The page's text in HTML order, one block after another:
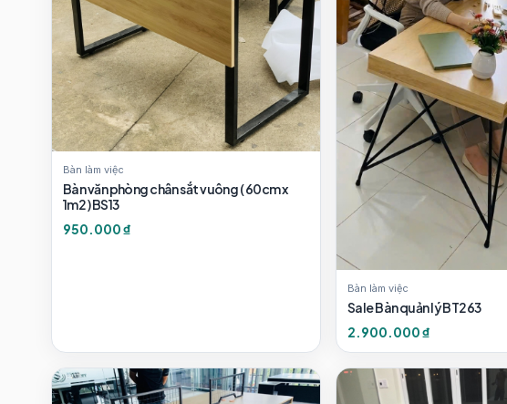
Bàn làm việc
Bàn văn phòng chân sắt vuông ( 60cm x
1m2 ) BS13
950.000 ₫
Bàn làm việc
Sale Bàn quản lý BT263
2.900.000 ₫